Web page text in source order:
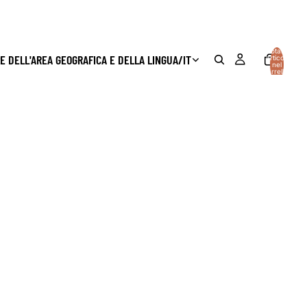
DELL'AREA GEOGRAFICA E DELLA LINGUA/IT
Totale
articoli
nel
carrello: